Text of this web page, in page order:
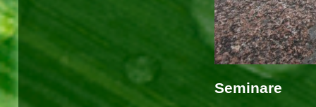
Seminare